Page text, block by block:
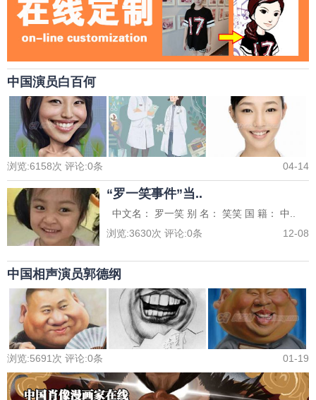
中国演员白百何
浏览:6158次 评论:0条 04-14
“罗一笑事件”当..
中文名： 罗一笑 别 名： 笑笑 国 籍： 中..
浏览:3630次 评论:0条 12-08
中国相声演员郭德纲
浏览:5691 次 评论:0条 01-19